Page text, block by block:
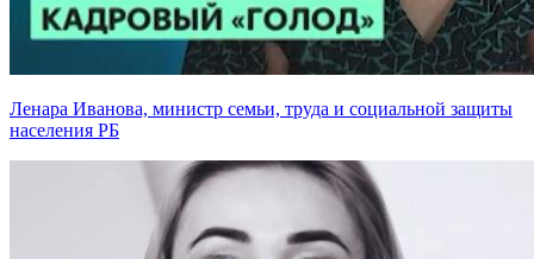
Ленара Иванова, министр семьи, труда и социальной защиты
населения РБ